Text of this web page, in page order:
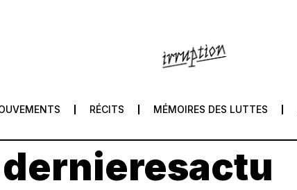
RÉCITS MÉMOIRES DES LUTTES
dernieresactu